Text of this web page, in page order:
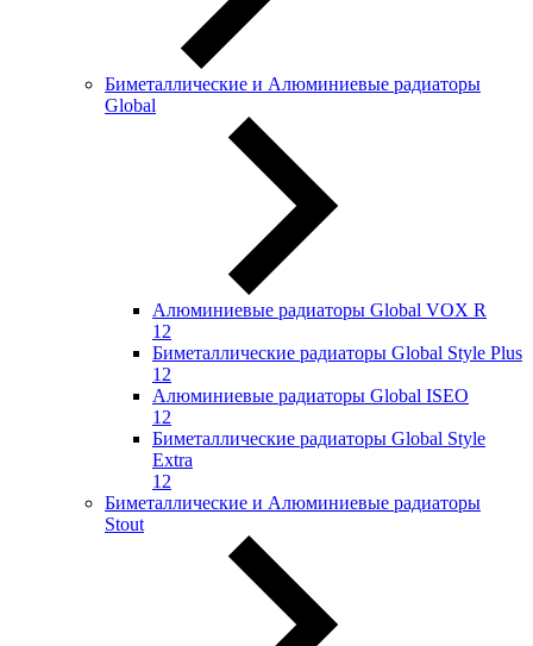
Биметаллические и Алюминиевые радиаторы
Global
Алюминиевые радиаторы Global VOX R
12
Биметаллические радиаторы Global Style Plus
12
Алюминиевые радиаторы Global ISEO
12
Биметаллические радиаторы Global Style
Extra
12
Биметаллические и Алюминиевые радиаторы
Stout